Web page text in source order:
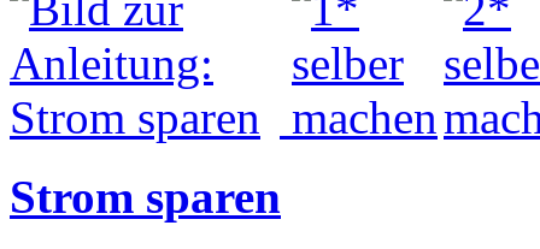
Strom sparen